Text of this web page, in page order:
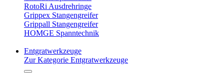
RotoRi Ausdrehringe
Grippex Stangengreifer
Grippall Stangengreifer
HOMGE Spanntechnik
Entgratwerkzeuge
Zur Kategorie Entgratwerkzeuge